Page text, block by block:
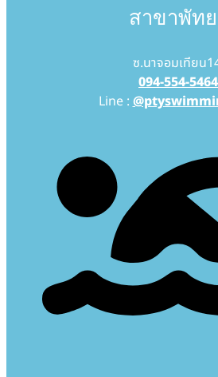
สาขาพัท
ซ.นาจอมเทียน
094-554-5464
Line :